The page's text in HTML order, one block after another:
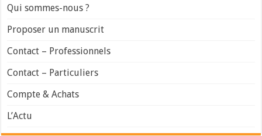
Qui sommes-nous ?
Proposer un manuscrit
Contact – Professionnels
Contact – Particuliers
Compte & Achats
L’Actu